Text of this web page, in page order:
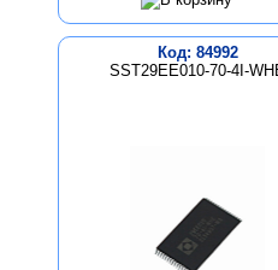
Код: 84992
SST29EE010-70-4I-